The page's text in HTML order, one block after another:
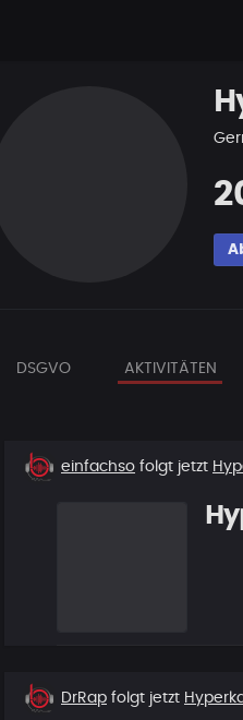
DSGVO AKTIVITÄTEN
Neuer
einfachso folgt jetzt
Neuer
DrRap folgt jetzt